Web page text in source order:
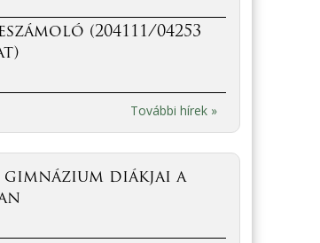
(204111/04253
További hírek »
gimnázium diákjai a